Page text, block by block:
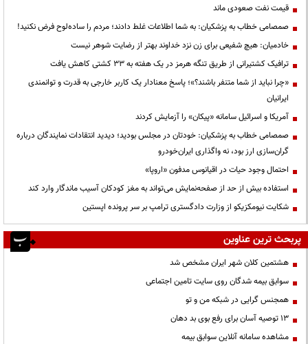
قیمت نفت صعودی ماند
صمصامی خطاب به پزشکیان: به شما اطلاعات غلط دادند؛ مردم را ساده‌لوح فرض نکنید!
خادمیان: هیچ شفیعی برای زن نزد خداوند بهتر از رضایت شوهر نیست
ترافیک کشتیرانی از طریق تنگه هرمز در یک هفته به ۳۳ کشتی کاهش یافت
«چرا نباید از شما متنفر باشند؟»؛ پاسخ معنادار یک کاربر خارجی به قدرت و توانمندی
ایرانیان
آمریکا و اسرائیل سامانه «پیکان» را آزمایش کردند
صمصامی خطاب به پزشکیان: خودتان در مجلس بودید؛ دیدید انتقادات نمایندگان درباره
گران‌سازی ارز بود، نه واگذاری ایران‌خودرو
احتمال وجود حیات در اقیانوس مدفون «اروپا»
استفاده بیش از حد از صفحه‌نمایش می‌تواند به مغز کودکان آسیب ماندگار وارد کند
شکایت نیومکزیکو از وزارت دادگستری ترامپ بر سر پرونده اپستین
پربحث ترین عناوین
هشتمین کلان شهر ایران مشخص شد
سوابق بیمه شدگان روی سایت تامین اجتماعی
همجنس گرایی در شبکه من و تو
13 توصیه آسان برای رفع بوی بد دهان
مشاهده سامانه آنلاين سوابق بیمه